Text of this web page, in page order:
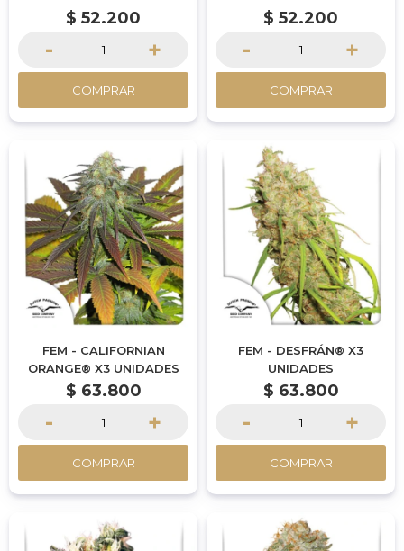
$ 52.200
- +
COMPRAR
$ 52.200
- +
COMPRAR
FEM - CALIFORNIAN
ORANGE® X3 UNIDADES
$ 63.800
- +
COMPRAR
FEM - DESFRÁN® X3
UNIDADES
$ 63.800
- +
COMPRAR